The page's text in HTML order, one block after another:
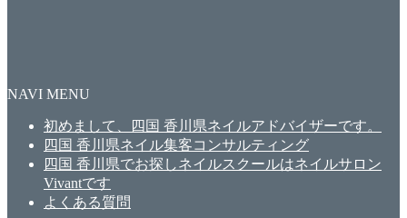
NAVI MENU
初めまして、四国 香川県ネイルアドバイザーです。
四国 香川県ネイル集客コンサルティング
四国 香川県でお探しネイルスクールはネイルサロン
Vivantです
よくある質問